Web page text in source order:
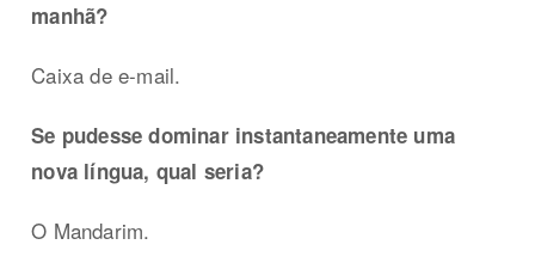
manhã?
Caixa de e-mail.
Se pudesse dominar instantaneamente uma
nova língua, qual seria?
O Mandarim.